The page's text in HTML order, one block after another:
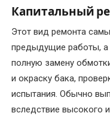
промышленных
электродвигателей
Ремонт
сварочных
трансформаторов
и
сварочного
Капитальный
Этот вид ремонта
предыдущие работы, а
полную замену
и окраску бака,
испытания. Обычно
вследствие высокого